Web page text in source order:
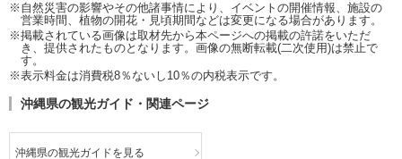
※自然災害の影響やその他諸事情により、イベントの開催情報、施設の
営業時間、植物の開花・見頃期間などは変更になる場合があります。
※掲載されている画像は取材先から本ページへの掲載の許諾をいただ
き、提供されたものとなります。画像の無断転載(二次使用)は禁止で
す。
※表示料金は消費税8％ないし10％の内税表示です。
沖縄県の観光ガイド・関連ページ
沖縄県の観光ガイドを見る